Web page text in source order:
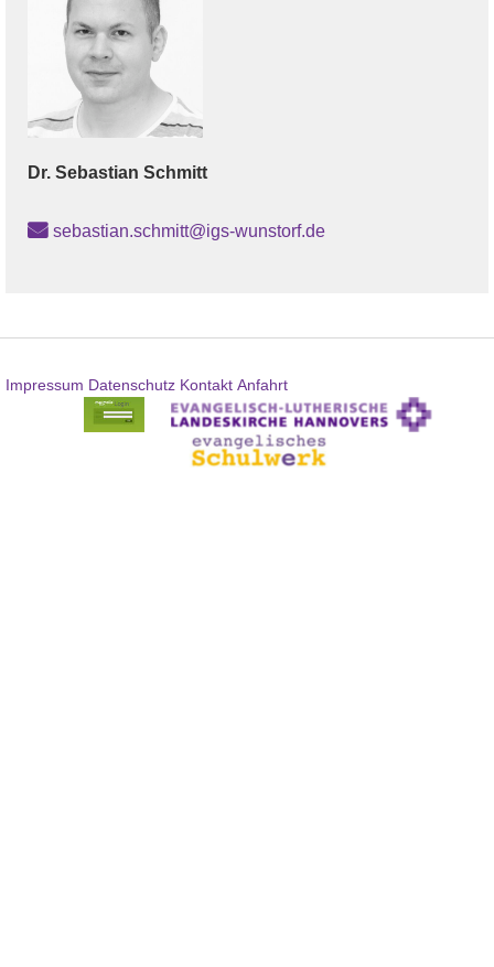
Dr. Sebastian Schmitt
sebastian.schmitt@igs-wunstorf.de
Impressum Datenschutz Kontakt Anfahrt